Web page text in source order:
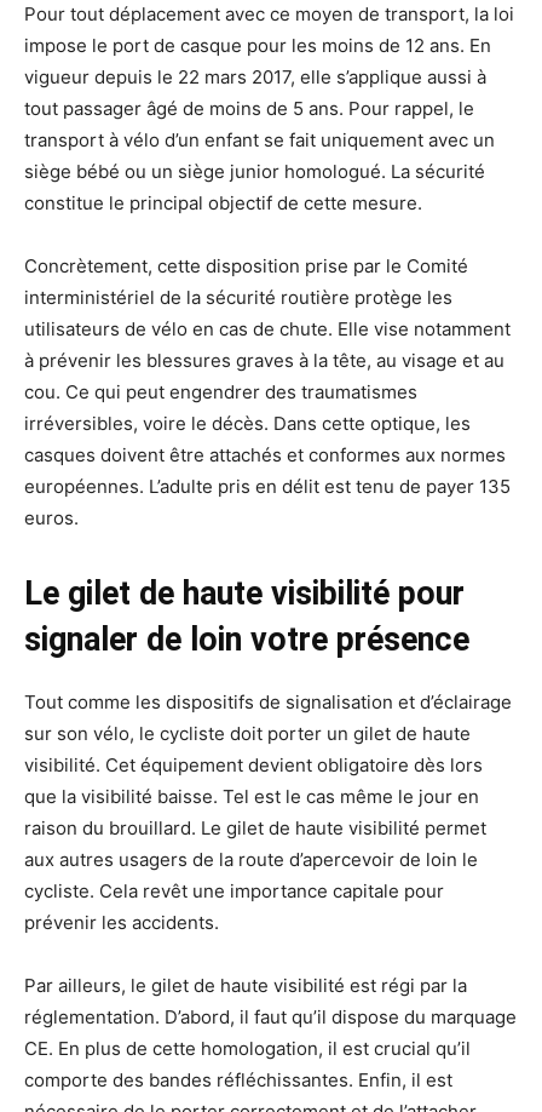
Pour tout déplacement avec ce moyen de transport, la loi
impose le port de casque pour les moins de 12 ans. En
vigueur depuis le 22 mars 2017, elle s’applique aussi à
tout passager âgé de moins de 5 ans. Pour rappel, le
transport à vélo d’un enfant se fait uniquement avec un
siège bébé ou un siège junior homologué. La sécurité
constitue le principal objectif de cette mesure.
Concrètement, cette disposition prise par le Comité
interministériel de la sécurité routière protège les
utilisateurs de vélo en cas de chute. Elle vise notamment
à prévenir les blessures graves à la tête, au visage et au
cou. Ce qui peut engendrer des traumatismes
irréversibles, voire le décès. Dans cette optique, les
casques doivent être attachés et conformes aux normes
européennes. L’adulte pris en délit est tenu de payer 135
euros.
Le gilet de haute visibilité pour
signaler de loin votre présence
Tout comme les dispositifs de signalisation et d’éclairage
sur son vélo, le cycliste doit porter un gilet de haute
visibilité. Cet équipement devient obligatoire dès lors
que la visibilité baisse. Tel est le cas même le jour en
raison du brouillard. Le gilet de haute visibilité permet
aux autres usagers de la route d’apercevoir de loin le
cycliste. Cela revêt une importance capitale pour
prévenir les accidents.
Par ailleurs, le gilet de haute visibilité est régi par la
réglementation. D’abord, il faut qu’il dispose du marquage
CE. En plus de cette homologation, il est crucial qu’il
comporte des bandes réfléchissantes. Enfin, il est